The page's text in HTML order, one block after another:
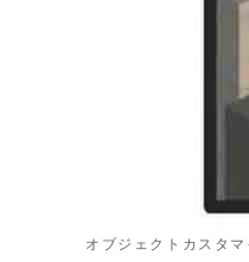
オブジェクトカスタ